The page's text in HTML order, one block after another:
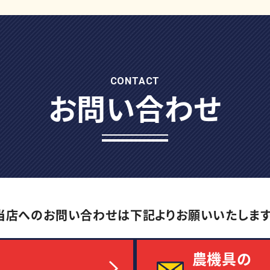
CONTACT
お問い合わせ
店へのお問い合わせは下記よりお願いいたします
農機具の